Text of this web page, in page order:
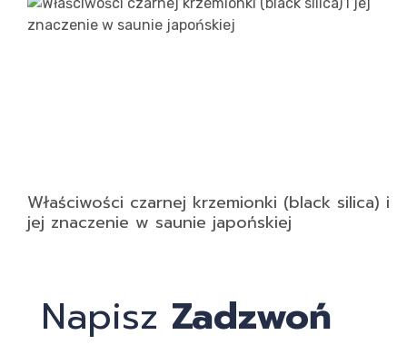
Właściwości czarnej krzemionki (black silica) i
jej znaczenie w saunie japońskiej
Napisz Zadzwoń